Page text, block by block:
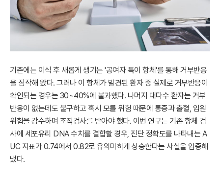
기존에는 이식 후 새롭게 생기는 '공여자 특이 항체'를 통해 거부반응
을 짐작해 왔다. 그러나 이 항체가 발견된 환자 중 실제로 거부반응이
확인되는 경우는 30~40%에 불과했다. 나머지 대다수 환자는 거부
반응이 없는데도 불구하고 혹시 모를 위험 때문에 통증과 출혈, 입원
위험을 감수하며 조직검사를 받아야 했다. 이번 연구는 기존 항체 검
사에 세포유리 DNA 수치를 결합할 경우, 진단 정확도를 나타내는 A
UC 지표가 0.74에서 0.82로 유의미하게 상승한다는 사실을 입증해
냈다.